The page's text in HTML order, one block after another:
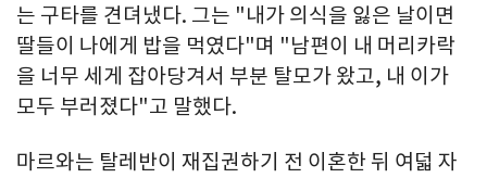
는 구타를 견뎌냈다. 그는 "내가 의식을 잃은 날이면
딸들이 나에게 밥을 먹였다"며 "남편이 내 머리카락
을 너무 세게 잡아당겨서 부분 탈모가 왔고, 내 이가
모두 부러졌다"고 말했다.
마르와는 탈레반이 재집권하기 전 이혼한 뒤 여덟 자